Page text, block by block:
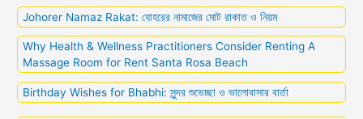
Johorer Namaz Rakat: যোহরের নামাজের মোট রাকাত ও নিয়ম
Why Health & Wellness Practitioners Consider Renting A
Massage Room for Rent Santa Rosa Beach
Birthday Wishes for Bhabhi: সুন্দর শুভেচ্ছা ও ভালোবাসার বার্তা